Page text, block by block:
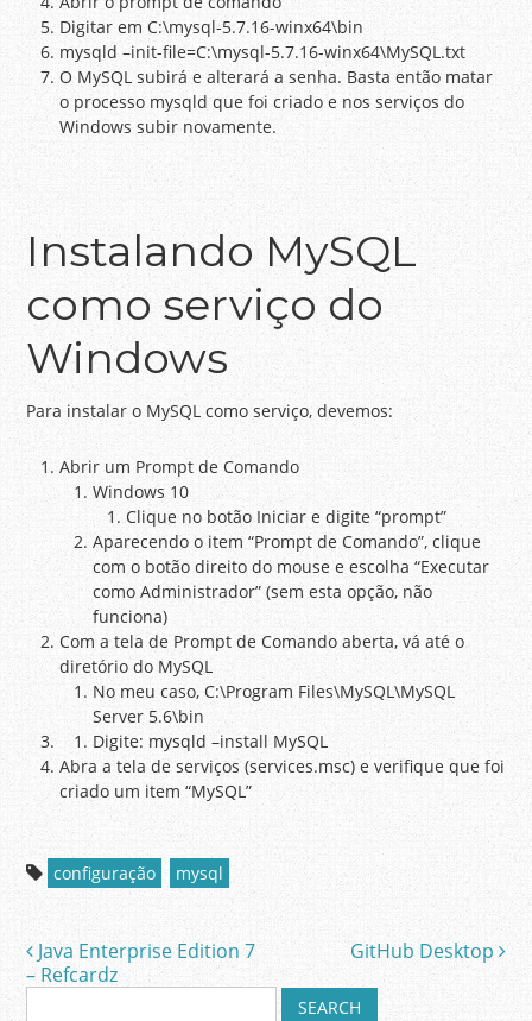
Digitar em C:\mysql-5.7.16-winx64\bin
mysqld –init-file=C:\mysql-5.7.16-winx64\MySQL.txt
O MySQL subirá e alterará a senha. Basta então matar
o processo mysqld que foi criado e nos serviços do
Windows subir novamente.
Instalando MySQL
como serviço do
Windows
Para instalar o MySQL como serviço, devemos:
Abrir um Prompt de Comando
Windows 10
Clique no botão Iniciar e digite “prompt”
Aparecendo o item “Prompt de Comando”, clique
com o botão direito do mouse e escolha “Executar
como Administrador” (sem esta opção, não
funciona)
Com a tela de Prompt de Comando aberta, vá até o
diretório do MySQL
No meu caso, C:\Program Files\MySQL\MySQL
Server 5.6\bin
Digite: mysqld –install MySQL
Abra a tela de serviços (services.msc) e verifique que foi
criado um item “MySQL”
configuração mysql
Post navigation
Java Enterprise Edition 7
– Refcardz
GitHub Desktop